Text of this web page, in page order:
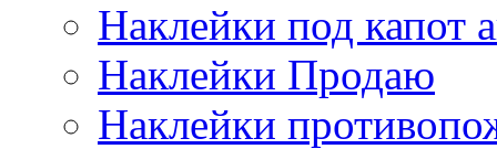
Наклейки под капот
Наклейки Продаю
Наклейки